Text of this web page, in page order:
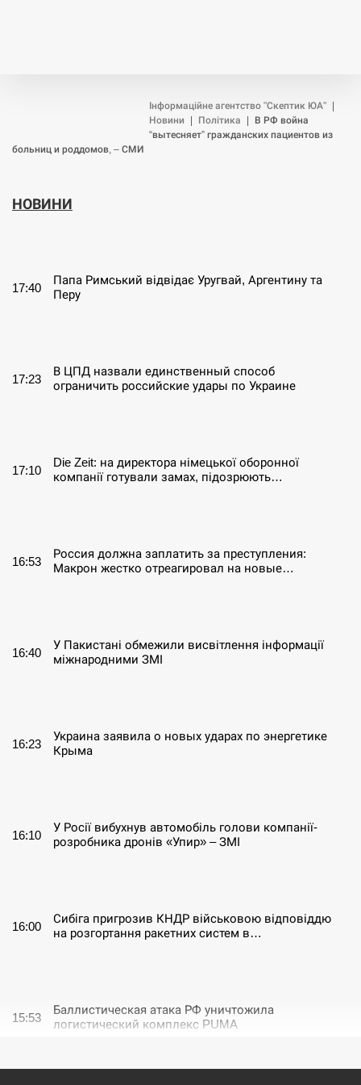
Інформаційне агентство "Скептик ЮА"
Новини
Політика
В РФ война
“вытесняет” гражданских пациентов из
больниц и роддомов, – СМИ
НОВИНИ
17:40
Папа Римський відвідає Уругвай, Аргентину та
Перу
17:23
В ЦПД назвали единственный способ
ограничить российские удары по Украине
17:10
Die Zeit: на директора німецької оборонної
компанії готували замах, підозрюють…
16:53
Россия должна заплатить за преступления:
Макрон жестко отреагировал на новые…
16:40
У Пакистані обмежили висвітлення інформації
міжнародними ЗМІ
16:23
Украина заявила о новых ударах по энергетике
Крыма
16:10
У Росії вибухнув автомобіль голови компанії-
розробника дронів «Упир» – ЗМІ
16:00
Сибіга пригрозив КНДР військовою відповіддю
на розгортання ракетних систем в…
15:53
Баллистическая атака РФ уничтожила
логистический комплекс PUMA